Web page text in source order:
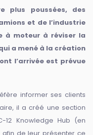
plus poussées, des
et de l’industrie
à moteur à réviser la
a mené à la création
l’arrivée est prévue
informer ses clients
il a créé une section
12 Knowledge Hub (en